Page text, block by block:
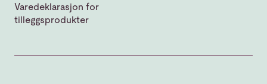
Varedeklarasjon for
tilleggsprodukter